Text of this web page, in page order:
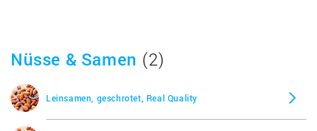
Nüsse & Samen (2)
Leinsamen, geschrotet, Real Quality